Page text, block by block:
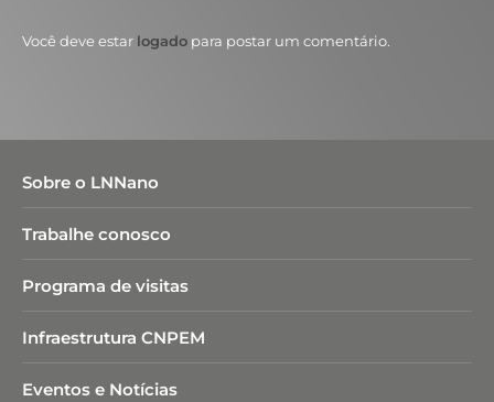
Você deve estar logado para postar um comentário.
Sobre o LNNano
Trabalhe conosco
Programa de visitas
Infraestrutura CNPEM
Eventos e Notícias